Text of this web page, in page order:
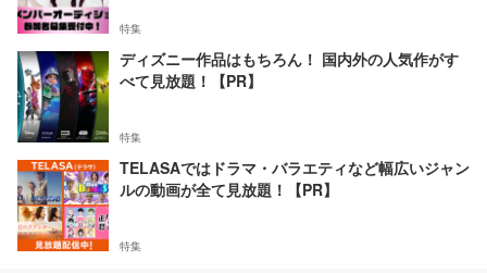
特集
ディズニー作品はもちろん！ 国内外の人気作がす
べて見放題！【PR】
特集
TELASAではドラマ・バラエティなど幅広いジャン
ルの動画が全て見放題！【PR】
特集